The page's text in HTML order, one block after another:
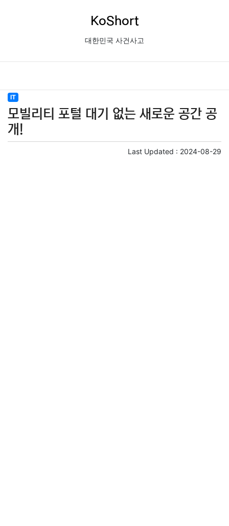
KoShort
대한민국 사건사고
IT
모빌리티 포털 대기 없는 새로운 공간 공
개!
Last Updated : 2024-08-29